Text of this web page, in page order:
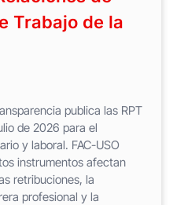
Trabajo de la
publica las RPT
de 2026 para el
y laboral. FAC-USO
instrumentos afectan
retribuciones, la
profesional y la